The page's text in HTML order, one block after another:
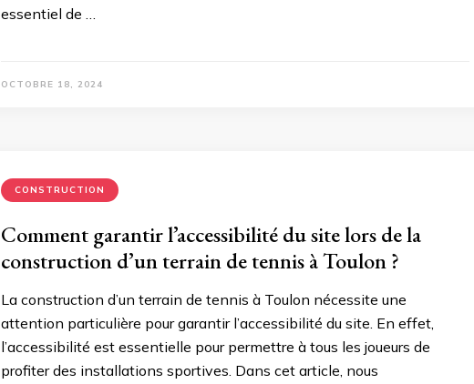
essentiel de …
OCTOBRE 18, 2024
CONSTRUCTION
Comment garantir l’accessibilité du site lors de la
construction d’un terrain de tennis à Toulon ?
La construction d’un terrain de tennis à Toulon nécessite une
attention particulière pour garantir l’accessibilité du site. En effet,
l’accessibilité est essentielle pour permettre à tous les joueurs de
profiter des installations sportives. Dans cet article, nous